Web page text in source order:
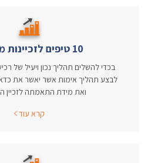
10 טיפים לזכיינות מנצחת
בכדי להשלים תהליך נכון ויעיל של
לבצע תהליך אימות אשר יאשר את
ואת מידת התאמתה לזכיין
קרא עוד